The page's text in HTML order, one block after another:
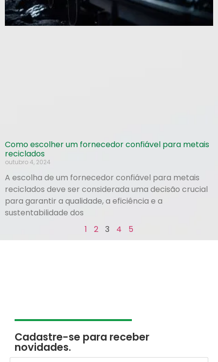
Como escolher um fornecedor confiável para metais
reciclados
outubro 4, 2024
A escolha de um fornecedor confiável para metais
reciclados deve ser considerada uma decisão crucial
para garantir a qualidade, a eficiência e a
sustentabilidade dos
1
2 3 4 5
Cadastre-se para receber
novidades.